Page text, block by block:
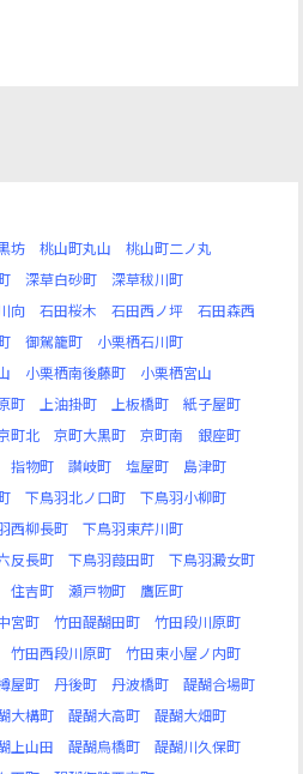
坊 桃山町丸山
桃山町二ノ丸
深草白砂町
深草秡川町
向 石田桜木 石田西ノ坪
石田森西
御駕籠町
小栗栖石川町
小栗栖南後藤町
小栗栖宮山
町 上油掛町 上板橋町
紙子屋町
町北 京町大黒町 京町南
銀座町
指物町 讃岐町 塩屋町
島津町
下鳥羽北ノ口町
下鳥羽小柳町
西柳長町
下鳥羽東芹川町
反長町 下鳥羽葭田町
下鳥羽澱女町
住吉町 瀬戸物町
鷹匠町
宮町 竹田醍醐田町
竹田段川原町
竹田西段川原町
竹田東小屋ノ内町
屋町 丹後町 丹波橋町
醍醐合場町
大構町 醍醐大高町
醍醐大畑町
上山田 醍醐烏橋町
醍醐川久保町